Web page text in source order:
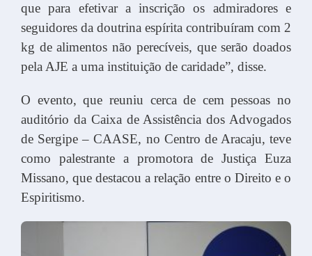
que para efetivar a inscrição os admiradores e
seguidores da doutrina espírita contribuíram com 2
kg de alimentos não perecíveis, que serão doados
pela AJE a uma instituição de caridade”, disse.
O evento, que reuniu cerca de cem pessoas no
auditório da Caixa de Assistência dos Advogados
de Sergipe – CAASE, no Centro de Aracaju, teve
como palestrante a promotora de Justiça Euza
Missano, que destacou a relação entre o Direito e o
Espiritismo.